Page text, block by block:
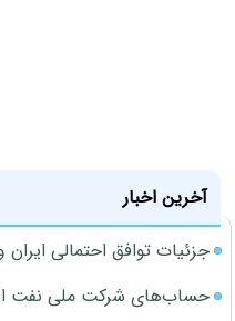
آخرین اخبار
جزئیات توافق احتمالی
حساب‌های شرکت ملی نفت